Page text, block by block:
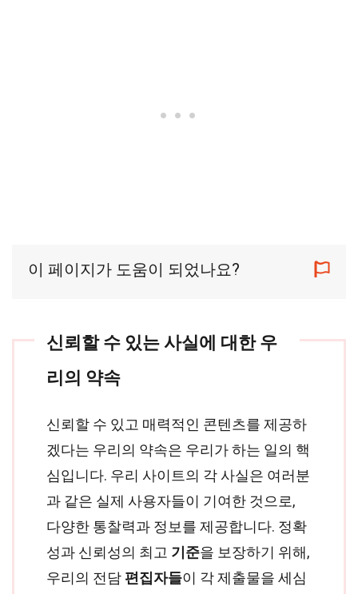
이 페이지가 도움이 되었나요?
신뢰할 수 있는 사실에 대한 우
리의 약속
신뢰할 수 있고 매력적인 콘텐츠를 제공하
겠다는 우리의 약속은 우리가 하는 일의 핵
심입니다. 우리 사이트의 각 사실은 여러분
과 같은 실제 사용자들이 기여한 것으로,
다양한 통찰력과 정보를 제공합니다. 정확
성과 신뢰성의 최고 기준을 보장하기 위해,
우리의 전담 편집자들이 각 제출물을 세심